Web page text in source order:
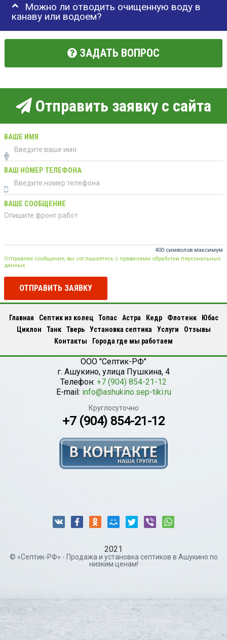
Можно ли отводить очищенную воду в
канаву или водоем?
ЗАДАТЬ ВОПРОС
Отправить заявку с сайта
ВАШЕ ИМЯ
ВАШ НОМЕР ТЕЛЕФОНА
ВАШЕ СООБЩЕНИЕ
400 символов максимум
Отправляя сообщение, вы соглашаетесь с правилами обработки персональных
данных
ОТПРАВИТЬ ЗАЯВКУ
Главная Септик из колец Топас Астра Кедр Флотенк
Юбас
Циклон
Танк Тверь Установка септика Услуги
Отзывы
Контакты
Города где мы работаем
ООО "Септик-РФ"
г. Ашукино, улица Пушкина, 4
Телефон: +7 (904) 854-21-12
E-mail: info@ashukino.sep-tiki.ru
Круглосуточно
+7 (904) 854-21-12
2021
© «Септик-РФ» - Продажа и установка септиков в Ашукино по
низким ценам!